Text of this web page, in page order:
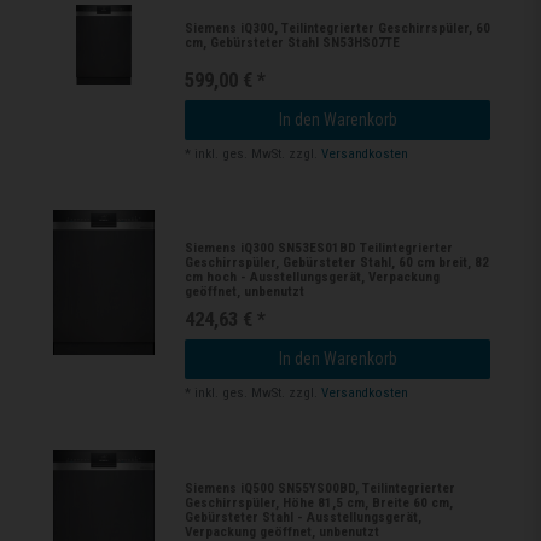
Siemens iQ300, Teilintegrierter Geschirrspüler, 60
cm, Gebürsteter Stahl SN53HS07TE
599,00 € *
In den Warenkorb
* inkl. ges. MwSt. zzgl.Versandkosten
Siemens iQ300 SN53ES01BD Teilintegrierter
Geschirrspüler, Gebürsteter Stahl, 60 cm breit, 82
cm hoch - Ausstellungsgerät, Verpackung
geöffnet, unbenutzt
424,63 € *
In den Warenkorb
* inkl. ges. MwSt. zzgl.Versandkosten
Siemens iQ500 SN55YS00BD, Teilintegrierter
Geschirrspüler, Höhe 81,5 cm, Breite 60 cm,
Gebürsteter Stahl - Ausstellungsgerät,
Verpackung geöffnet, unbenutzt